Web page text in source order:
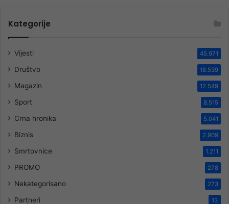
Kategorije
Vijesti 45.971
Društvo 18.539
Magazin 12.549
Sport 8.515
Crna hronika 5.041
Biznis 2.909
Smrtovnice 1.211
PROMO 278
Nekategorisano 273
Partneri 13